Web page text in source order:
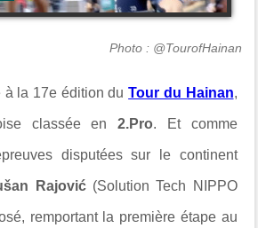
Photo : @TourofHainan
à la 17e édition duTour du Hainan,
classée en2.Pro. Et comme
disputées sur le continent
Rajović(Solution Tech NIPPO
remportant la première étape au